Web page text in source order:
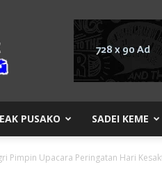
PUSAKO SADEI KEME
Pimpin Upacara Peringatan Hari